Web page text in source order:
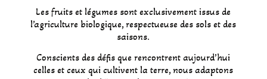
Les fruits et légumes sont exclusivement issus de
l’agriculture biologique, respectueuse des sols et des
saisons.
Conscients des défis que rencontrent aujourd’hui
celles et ceux qui cultivent la terre, nous adaptons